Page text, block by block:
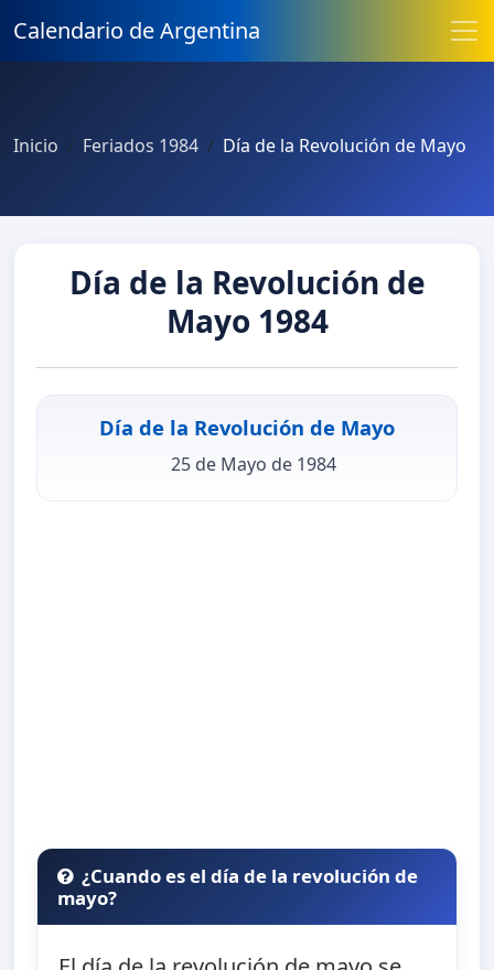
Calendario de Argentina
Inicio Feriados 1984 Día de la Revolución de Mayo
Día de la Revolución de
Mayo 1984
Día de la Revolución de Mayo
25 de Mayo de 1984
¿Cuando es el día de la revolución de
mayo?